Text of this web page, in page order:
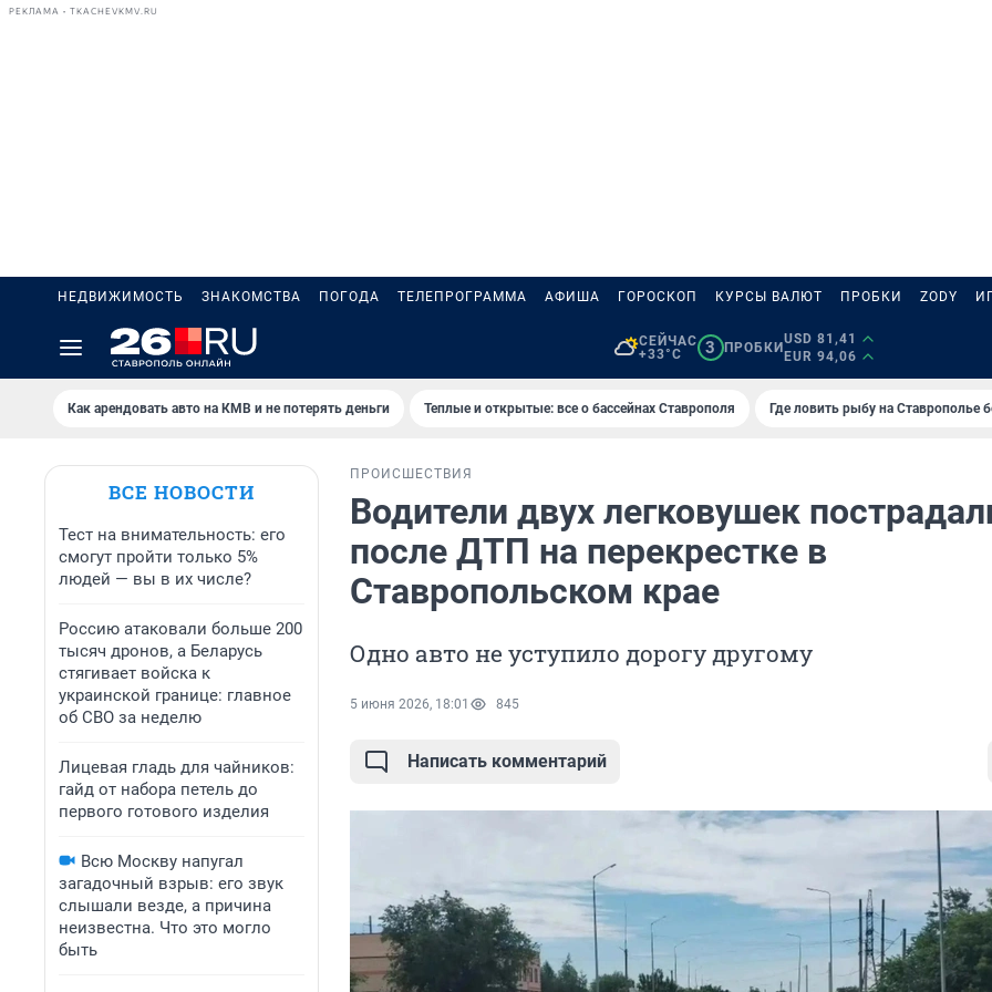
РЕКЛАМА • TKACHEVKMV.RU
НЕДВИЖИМОСТЬ ЗНАКОМСТВА ПОГОДА ТЕЛЕПРОГРАММА АФИША ГОРОСКОП КУРСЫ ВАЛЮТ ПРОБКИ ZODY
СЕЙЧАС
+33°C
3 ПРОБКИ
USD 81,41
EUR 94,06
Как арендовать авто на КМВ и не потерять деньги Теплые и открытые: все о бассейнах Ставрополя Где ловить рыбу на Ставрополье
ВСЕ НОВОСТИ
Тест на внимательность: его
смогут пройти только 5%
людей — вы в их числе?
Россию атаковали больше 200
тысяч дронов, а Беларусь
стягивает войска к
украинской границе: главное
об СВО за неделю
Лицевая гладь для чайников:
гайд от набора петель до
первого готового изделия
Всю Москву напугал
загадочный взрыв: его звук
слышали везде, а причина
неизвестна. Что это могло
быть
ПРОИСШЕСТВИЯ
Водители двух легковушек
после ДТП на перекрестке в
Ставропольском крае
Одно авто не уступило дорогу другому
5 июня 2026, 18:01 845
Написать комментарий